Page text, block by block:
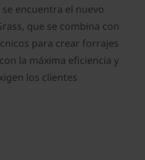
encuentra el nuevo
que se combina con
para crear forrajes
la máxima eficiencia y
los clientes